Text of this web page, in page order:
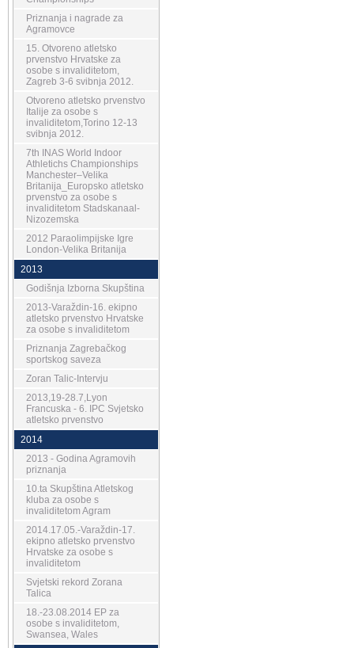
Priznanja i nagrade za
Agramovce
15. Otvoreno atletsko
prvenstvo Hrvatske za
osobe s invaliditetom,
Zagreb 3-6 svibnja 2012.
Otvoreno atletsko prvenstvo
Italije za osobe s
invaliditetom,Torino 12-13
svibnja 2012.
7th INAS World Indoor
Athletichs Championships
Manchester–Velika
Britanija_Europsko atletsko
prvenstvo za osobe s
invaliditetom Stadskanaal-
Nizozemska
2012 Paraolimpijske Igre
London-Velika Britanija
2013
Godišnja Izborna Skupština
2013-Varaždin-16. ekipno
atletsko prvenstvo Hrvatske
za osobe s invaliditetom
Priznanja Zagrebačkog
sportskog saveza
Zoran Talic-Intervju
2013,19-28.7,Lyon
Francuska - 6. IPC Svjetsko
atletsko prvenstvo
2014
2013 - Godina Agramovih
priznanja
10.ta Skupština Atletskog
kluba za osobe s
invaliditetom Agram
2014.17.05.-Varaždin-17.
ekipno atletsko prvenstvo
Hrvatske za osobe s
invaliditetom
Svjetski rekord Zorana
Talica
18.-23.08.2014 EP za
osobe s invaliditetom,
Swansea, Wales